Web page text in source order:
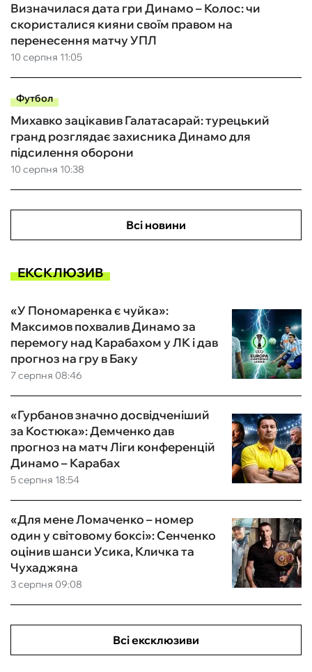
10 серпня 11:05
Визначилася дата гри Динамо – Колос: чи
скористалися кияни своїм правом на
перенесення матчу УПЛ
Футбол
10 серпня 10:38
Михавко зацікавив Галатасарай: турецький
гранд розглядає захисника Динамо для
підсилення оборони
Всі новини
ЕКСКЛЮЗИВ
7 серпня 08:46
«У Пономаренка є чуйка»:
Максимов похвалив Динамо за
перемогу над Карабахом у ЛК і дав
прогноз на гру в Баку
5 серпня 18:54
«Гурбанов значно досвідченіший
за Костюка»: Демченко дав
прогноз на матч Ліги конференцій
Динамо – Карабах
3 серпня 09:08
«Для мене Ломаченко – номер
один у світовому боксі»: Сенченко
оцінив шанси Усика, Кличка та
Чухаджяна
Всі ексклюзиви